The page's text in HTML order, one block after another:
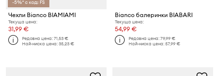
-5%* с код: FS
Чехли Bianco BIAMIAMI
Текуща цена:
31,99 €
Редовна цена:71,53 €
Най-ниска цена:35,23 €
Bianco балеринки BIABARI
Текуща цена:
54,99 €
Редовна цена:79,99 €
Най-ниска цена:57,99 €